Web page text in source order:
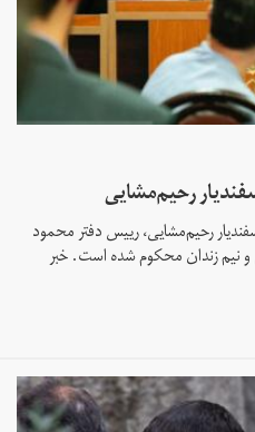
رحیم‌مشایی
رحیم‌مشایی، رییس دفتر محمود
نیم زندان محکوم شده است. خبر